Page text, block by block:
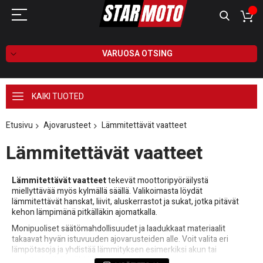
VARUOSA OTSING
KAIKI TUOTED
Etusivu Ajovarusteet Lämmitettävät vaatteet
Lämmitettävät vaatteet
Lämmitettävät vaatteettekevät moottoripyöräilystä
miellyttävää myös kylmällä säällä. Valikoimasta löydät
lämmitettävät hanskat, liivit, aluskerrastot ja sukat, jotka pitävät
kehon lämpimänä pitkälläkin ajomatkalla.
Monipuoliset säätömahdollisuudet ja laadukkaat materiaalit
takaavat hyvän istuvuuden ajovarusteiden alle. Voit valita eri
lämpötasoja ja yhdistää lämmityksen esimerkiksi akun tai
moottoripyörän sähköjärjestelmän kanssa.